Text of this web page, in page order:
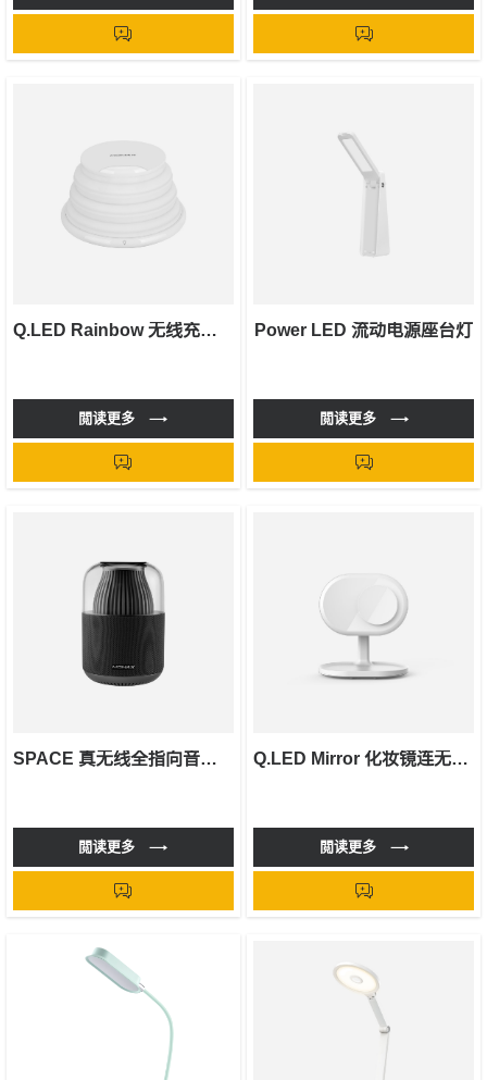
Q.LED Rainbow 无线充电气氛灯
閲读更多
Power LED 流动电源座台灯
閲读更多
SPACE 真无线全指向音箱及气氛灯
閲读更多
Q.LED Mirror 化妆镜连无线充电及蓝牙音箱
閲读更多